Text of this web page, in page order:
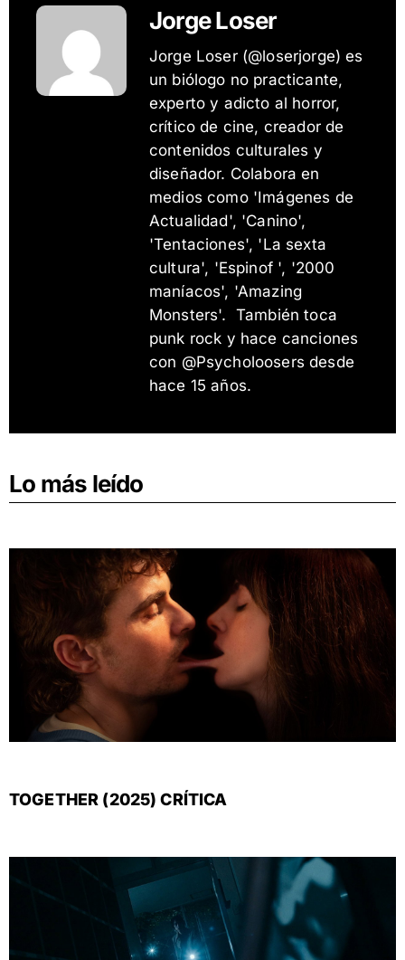
Jorge Loser
Jorge Loser (@loserjorge) es
un biólogo no practicante,
experto y adicto al horror,
crítico de cine, creador de
contenidos culturales y
diseñador. Colabora en
medios como 'Imágenes de
Actualidad', 'Canino',
'Tentaciones', 'La sexta
cultura', 'Espinof ', '2000
maníacos', 'Amazing
Monsters'. También toca
punk rock y hace canciones
con @Psycholoosers desde
hace 15 años.
Lo más leído
TOGETHER (2025) CRÍTICA